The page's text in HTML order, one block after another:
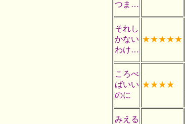
つま…
それし
かない
わけ…
★★★★★
ころべ
ばいい
のに
★★★★
みえる